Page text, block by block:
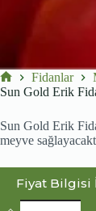
No
Fidanlar
Sun Gold Erik
Sun Gold Erik
meyve
Fiyat Bilgisi